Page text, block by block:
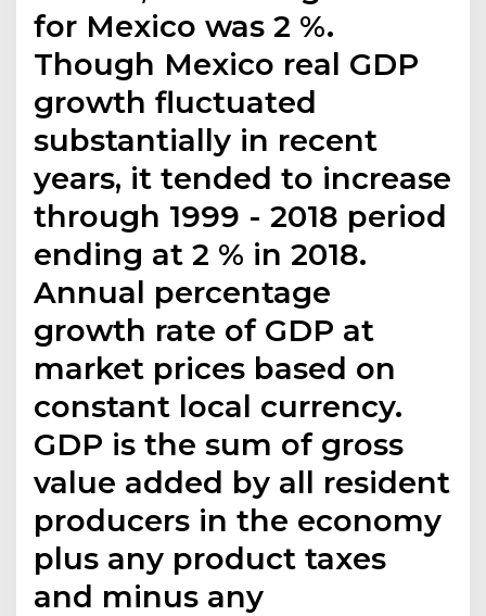
for Mexico was 2 %.
Though Mexico real GDP
growth fluctuated
substantially in recent
years, it tended to increase
through 1999 - 2018 period
ending at 2 % in 2018.
Annual percentage
growth rate of GDP at
market prices based on
constant local currency.
GDP is the sum of gross
value added by all resident
producers in the economy
plus any product taxes
and minus any